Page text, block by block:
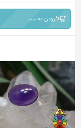
افزودن به سبد